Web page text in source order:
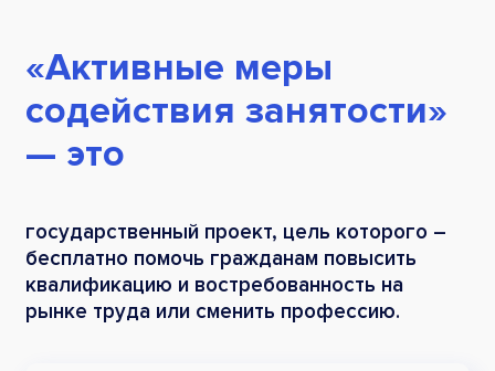
«Активные меры
содействия занятости»
— это
государственный проект, цель которого –
бесплатно помочь гражданам повысить
квалификацию и востребованность на
рынке труда или сменить профессию.